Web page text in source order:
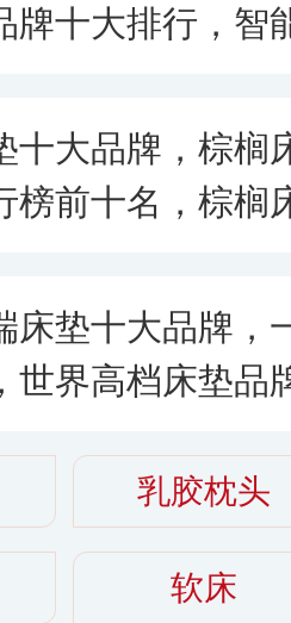
牌十大排行，智
十大品牌，棕榈
榜前十名，棕榈
床垫十大品牌，
世界高档床垫品
乳胶枕头
软床